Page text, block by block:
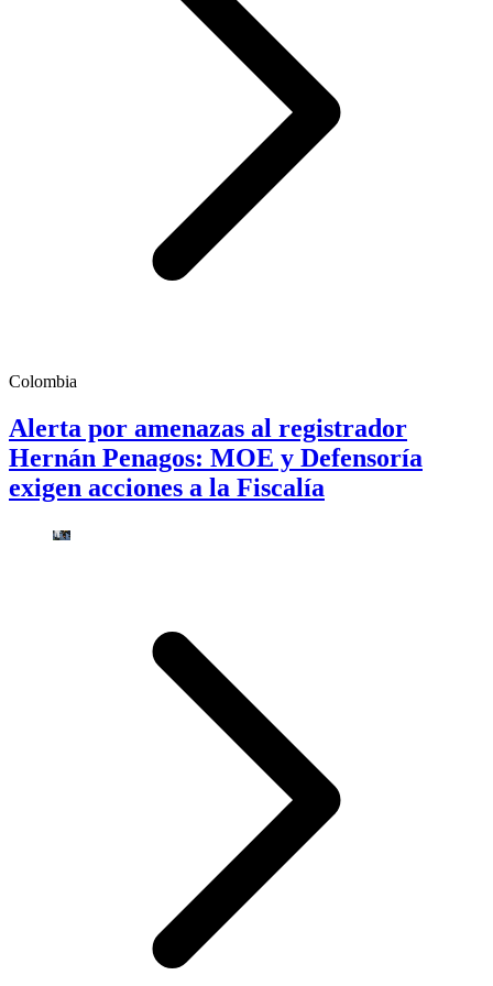
Colombia
Alerta por amenazas al registrador
Hernán Penagos: MOE y Defensoría
exigen acciones a la Fiscalía